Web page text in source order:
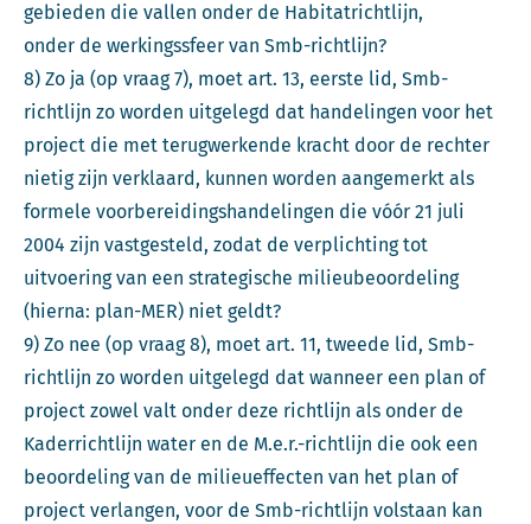
gebieden die vallen onder de Habitatrichtlijn,
onder de werkingssfeer van Smb-richtlijn?
8) Zo ja (op vraag 7), moet art. 13, eerste lid, Smb-
richtlijn zo worden uitgelegd dat handelingen voor het
project die met terugwerkende kracht door de rechter
nietig zijn verklaard, kunnen worden aangemerkt als
formele voorbereidingshandelingen die vóór 21 juli
2004 zijn vastgesteld, zodat de verplichting tot
uitvoering van een strategische milieubeoordeling
(hierna: plan-MER) niet geldt?
9) Zo nee (op vraag 8), moet art. 11, tweede lid, Smb-
richtlijn zo worden uitgelegd dat wanneer een plan of
project zowel valt onder deze richtlijn als onder de
Kaderrichtlijn water en de M.e.r.-richtlijn die ook een
beoordeling van de milieueffecten van het plan of
project verlangen, voor de Smb-richtlijn volstaan kan